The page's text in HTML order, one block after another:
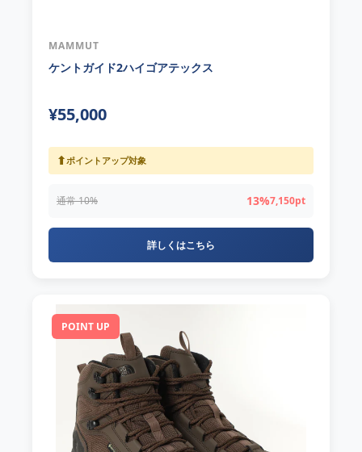
MAMMUT
ケントガイド2ハイゴアテックス
¥55,000
⬆ポイントアップ対象
通常 10% 13%7,150pt
詳しくはこちら
POINT UP